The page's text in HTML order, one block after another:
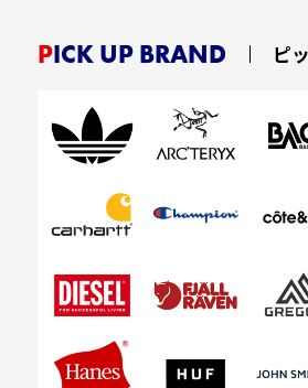
PICK UP BRAND ピ